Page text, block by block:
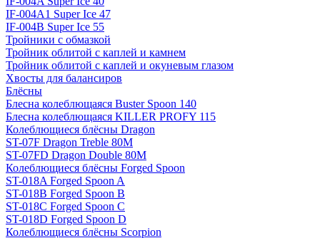
IF-004A1 Super Ice 47
IF-004B Super Ice 55
Тройники с обмазкой
Тройник облитой с каплей и камнем
Тройник облитой с каплей и окуневым глазом
Хвосты для балансиров
Блёсны
Блесна колеблющаяся Buster Spoon 140
Блесна колеблющаяся KILLER PROFY 115
Колеблющиеся блёсны Dragon
ST-07F Dragon Treble 80M
ST-07FD Dragon Double 80M
Колеблющиеся блёсны Forged Spoon
ST-018A Forged Spoon A
ST-018B Forged Spoon B
ST-018C Forged Spoon C
ST-018D Forged Spoon D
Колеблющиеся блёсны Scorpion